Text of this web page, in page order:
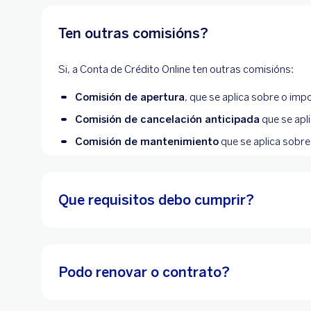
Ten outras comisións?
Si, a Conta de Crédito Online ten outras comisións:
Comisión de apertura, que se aplica sobre o
Comisión de cancelación anticipada que se
Comisión de mantenimiento que se aplica
Que requisitos debo cumprir?
Podo renovar o contrato?